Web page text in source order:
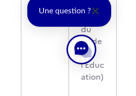
338-6
du
Code
de
l’Educ
ation)
Une question ?